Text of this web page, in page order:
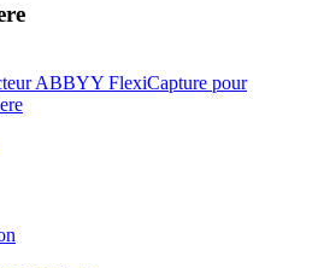
ABBYY FlexiCapture pour